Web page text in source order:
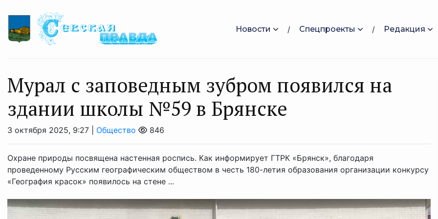
Новости Спецпроекты Редакция
Мурал с заповедным зубром появился на
здании школы №59 в Брянске
3 октября 2025, 9:27 | Общество 846
Охране природы посвящена настенная роспись. Как информирует ГТРК «Брянск», благодаря
проведенному Русским географическим обществом в честь 180-летия образования организации конкурсу
«География красок» появилось на стене ...